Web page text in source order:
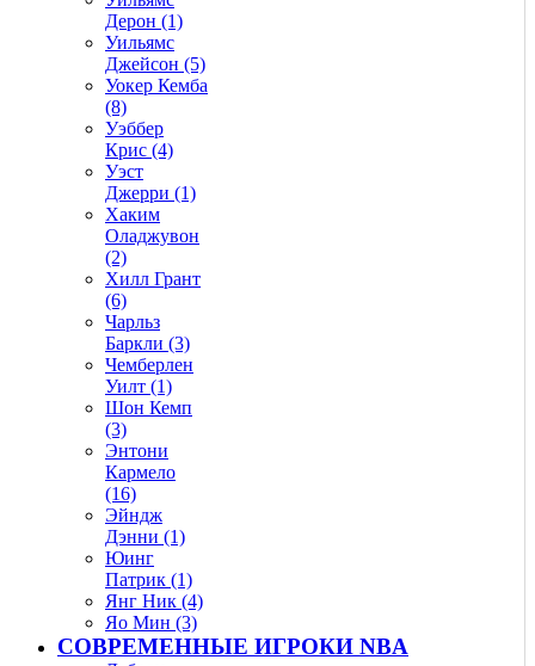
Дерон (1)
Уильямс
Джейсон (5)
Уокер Кемба
(8)
Уэббер
Крис (4)
Уэст
Джерри (1)
Хаким
Оладжувон
(2)
Хилл Грант
(6)
Чарльз
Баркли (3)
Чемберлен
Уилт (1)
Шон Кемп
(3)
Энтони
Кармело
(16)
Эйндж
Дэнни (1)
Юинг
Патрик (1)
Янг Ник (4)
Яо Мин (3)
СОВРЕМЕННЫЕ ИГРОКИ NBA